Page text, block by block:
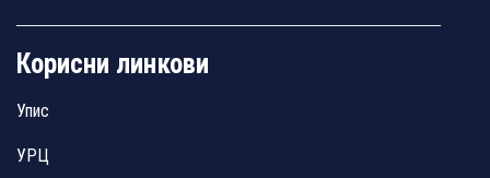
Корисни линкови
Упис
УРЦ